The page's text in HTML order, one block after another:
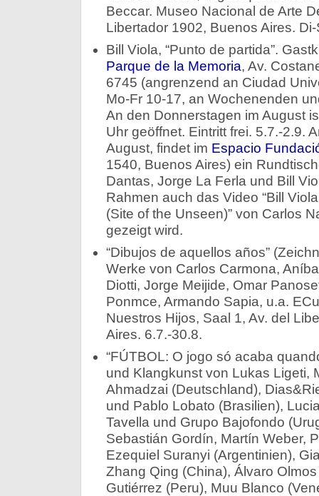
Beccar. Museo Nacional de Arte
Libertador 1902, Buenos Aires.
Bill Viola, “Punto de partida”.
Parque de la Memoria, Av.
6745 (angrenzend an Ciudad
Mo-Fr 10-17, an Wochenenden
An den Donnerstagen im August
Uhr geöffnet. Eintritt frei. 5.7.-2.9.
August, findet im Espacio
1540, Buenos Aires) ein
Dantas, Jorge La Ferla und Bill
Rahmen auch das Video “Bill
(Site of the Unseen)” von Carlos
gezeigt wird.
“Dibujos de aquellos años”
Werke von Carlos Carmona,
Diotti, Jorge Meijide, Omar
Ponmce, Armando Sapia, u.a.
Nuestros Hijos, Saal 1, Av. del
Aires. 6.7.-30.8.
“FÚTBOL: O jogo só acaba
und Klangkunst von Lukas Ligeti,
Ahmadzai (Deutschland),
und Pablo Lobato (Brasilien),
Tavella und Grupo Bajofondo
Sebastián Gordín, Martín Weber,
Ezequiel Suranyi (Argentinien),
Zhang Qing (China), Álvaro
Gutiérrez (Peru), Muu Blanco